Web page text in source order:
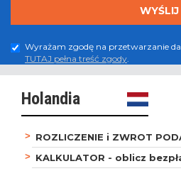
Wyrażam zgodę na przetwarzanie
TUTAJ pełna treść zgody
Holandia
ROZLICZENIE i ZWROT
KALKULATOR - oblicz